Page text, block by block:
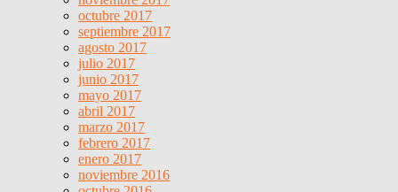
octubre 2017
septiembre 2017
agosto 2017
julio 2017
junio 2017
mayo 2017
abril 2017
marzo 2017
febrero 2017
enero 2017
noviembre 2016